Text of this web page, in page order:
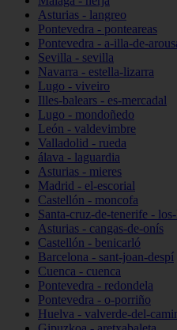
Asturias - langreo
Pontevedra - ponteareas
Pontevedra - a-illa-de-
Sevilla - sevilla
Navarra - estella-lizarra
Lugo - viveiro
Illes-balears - es-mercadal
Lugo - mondoñedo
León - valdevimbre
Valladolid - rueda
álava - laguardia
Asturias - mieres
Madrid - el-escorial
Castellón - moncofa
Santa-cruz-de-tenerife -
Asturias - cangas-de-onís
Castellón - benicarló
Barcelona - sant-joan-despí
Cuenca - cuenca
Pontevedra - redondela
Pontevedra - o-porriño
Huelva - valverde-del-